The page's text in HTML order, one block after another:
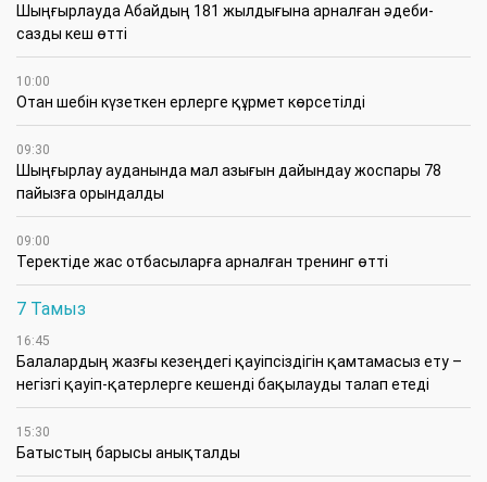
Шыңғырлауда Абайдың 181 жылдығына арналған әдеби-
сазды кеш өтті
10:00
Отан шебін күзеткен ерлерге құрмет көрсетілді
09:30
​Шыңғырлау ауданында мал азығын дайындау жоспары 78
пайызға орындалды
09:00
​Теректіде жас отбасыларға арналған тренинг өтті
7 Тамыз
16:45
Балалардың жазғы кезеңдегі қауіпсіздігін қамтамасыз ету –
негізгі қауіп-қатерлерге кешенді бақылауды талап етеді
15:30
Батыстың барысы анықталды